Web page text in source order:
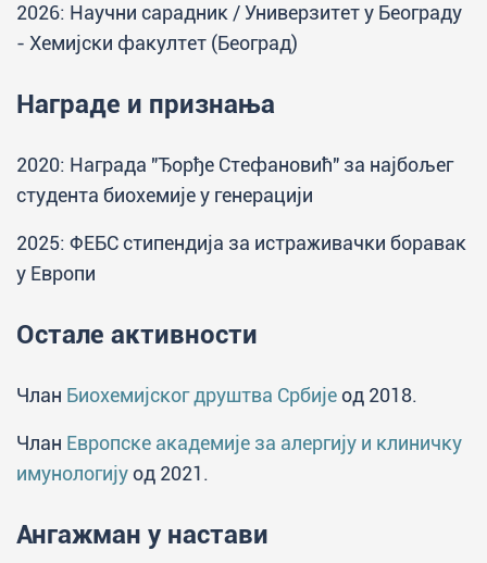
2026: Научни сарадник / Универзитет у Београду
- Хемијски факултет (Београд)
Награде и признања
2020: Награда "Ђорђе Стефановић" за најбољег
студента биохемије у генерацији
2025: ФЕБС стипендија за истраживачки боравак
у Европи
Остале активности
Члан Биохемијског друштва Србијеод 2018.
Члан Европске академије за алергију и клиничку
имунологијуод 2021.
Ангажман у настави